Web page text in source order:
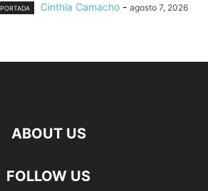
PORTADA Cinthia Camacho - agosto 7, 2026
ABOUT US
FOLLOW US